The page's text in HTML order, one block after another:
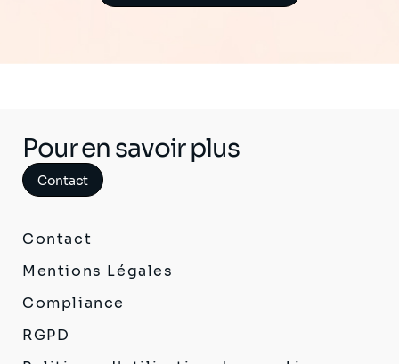
Pour en savoir plus
Contact
Contact
Mentions Légales
Compliance
RGPD